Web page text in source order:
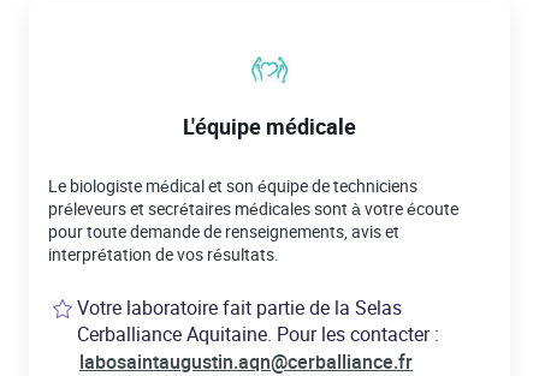
L'équipe médicale
Le biologiste médical et son équipe de techniciens
préleveurs et secrétaires médicales sont à votre écoute
pour toute demande de renseignements, avis et
interprétation de vos résultats.
Votre laboratoire fait partie de la Selas
Cerballiance Aquitaine. Pour les contacter :
labosaintaugustin.aqn@cerballiance.fr